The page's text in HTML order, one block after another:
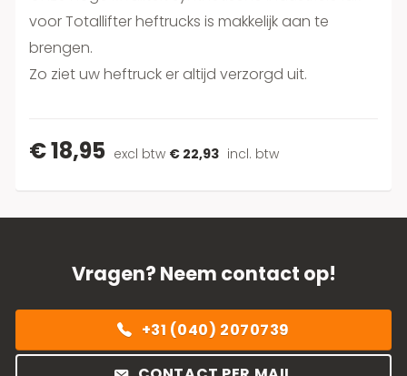
voor Totallifter heftrucks is makkelijk aan te
brengen.
Zo ziet uw heftruck er altijd verzorgd uit.
€ 18,95 excl btw € 22,93 incl. btw
Vragen? Neem contact op!
+31 (040) 2070739